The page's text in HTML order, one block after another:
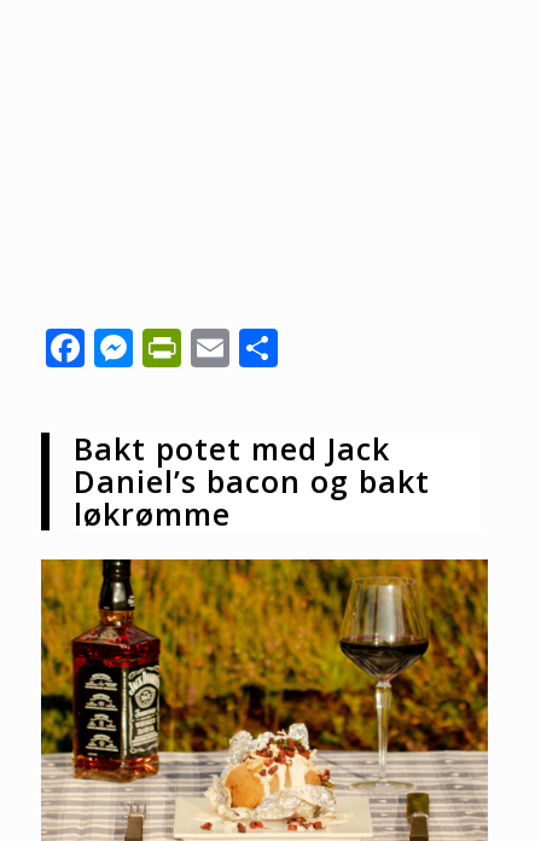
Facebook
Messenger
PrintFriendly
EmailShare
Bakt potet med Jack
Daniel’s bacon og bakt
løkrømme